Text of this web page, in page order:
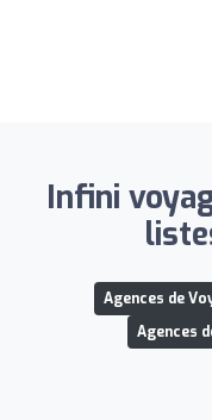
Infini
Agences de
Agences